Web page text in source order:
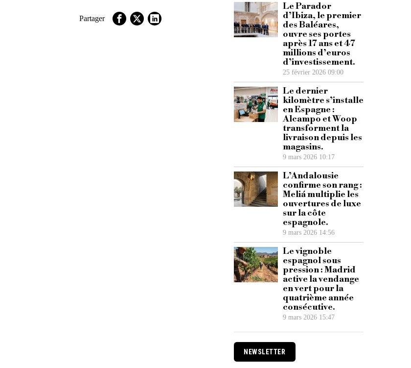
Partager
Le Parador
d’Ibiza, le premier
des Baléares,
ouvre ses portes
après 17 ans et 47
millions d’euros
d’investissement.
25 février 2026 09:00
Le dernier
kilomètre s’installe
en Espagne :
Alcampo et Woop
transforment la
livraison depuis les
magasins.
9 mars 2026 10:17
L’Andalousie
confirme son rang :
Meliá multiplie les
ouvertures de luxe
sur la côte
espagnole.
9 mars 2026 14:56
Le vignoble
espagnol sous
pression : Madrid
active la vendange
en vert pour la
quatrième année
consécutive.
9 mars 2026 15:47
NEWSLETTER